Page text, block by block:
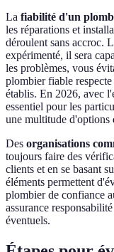
La fiabilité d'un
les réparations et
déroulent sans accroc.
expérimenté, il sera
les problèmes, vous
plombier fiable
établis. En 2026, avec
essentiel pour les
une multitude d'options
Des organisations
toujours faire des
clients et en se basant
éléments permettent
plombier de confiance
assurance
éventuels.